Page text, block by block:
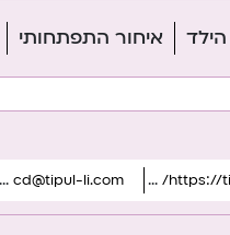
איחור התפתחותי
cd@tipul-li.com https://